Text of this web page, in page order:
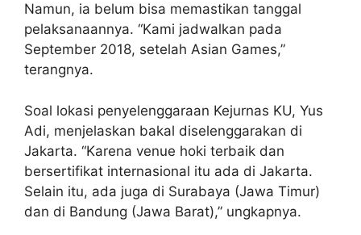
Namun, ia belum bisa memastikan tanggal
pelaksanaannya. “Kami jadwalkan pada
September 2018, setelah Asian Games,”
terangnya.
Soal lokasi penyelenggaraan Kejurnas KU, Yus
Adi, menjelaskan bakal diselenggarakan di
Jakarta. “Karena venue hoki terbaik dan
bersertifikat internasional itu ada di Jakarta.
Selain itu, ada juga di Surabaya (Jawa Timur)
dan di Bandung (Jawa Barat),” ungkapnya.